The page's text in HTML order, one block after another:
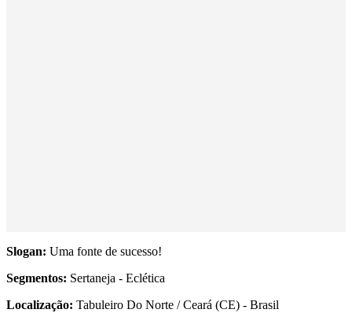
Slogan: Uma fonte de sucesso!
Segmentos: Sertaneja - Eclética
Localização: Tabuleiro Do Norte / Ceará (CE) - Brasil